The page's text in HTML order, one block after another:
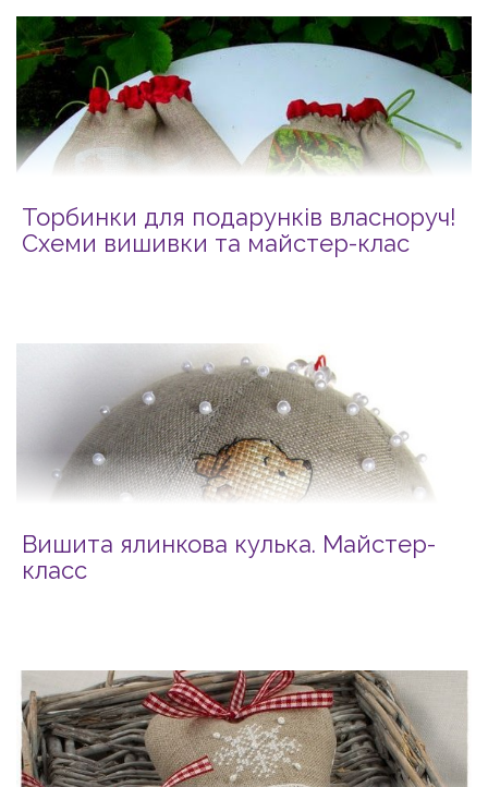
Торбинки для подарунків власноруч!
Схеми вишивки та майстер-клас
Вишита ялинкова кулька. Майстер-
класс